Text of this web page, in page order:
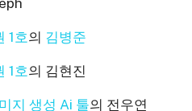
1호의 김병준
1호의 김현진
지 생성 Ai 툴의 전우연